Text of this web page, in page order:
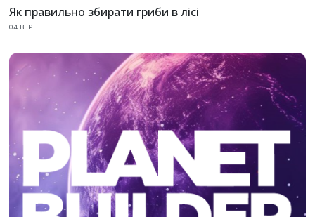
Як правильно збирати гриби в лісі
04.ВЕР.